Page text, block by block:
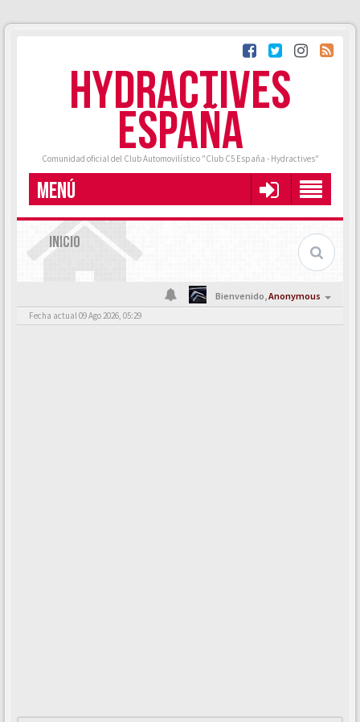
HYDRACTIVES
ESPAÑA
Comunidad oficial del Club Automovilístico "Club C5 España - Hydractives"
MENÚ
INICIO
Bienvenido,Anonymous
Fecha actual 09 Ago 2026, 05:29